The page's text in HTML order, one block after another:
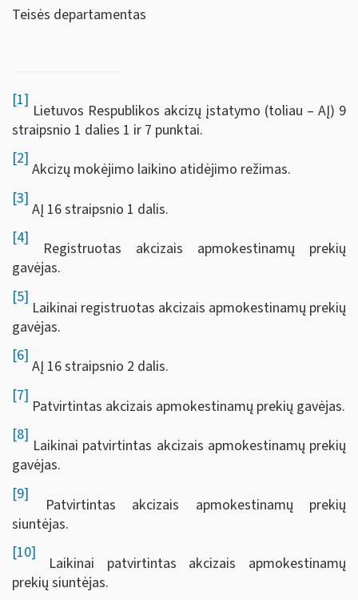
Teisės departamentas
[1]
Lietuvos Respublikos akcizų įstatymo (toliau – AĮ) 9
straipsnio 1 dalies 1 ir 7 punktai.
[2]
Akcizų mokėjimo laikino atidėjimo režimas.
[3]
AĮ 16 straipsnio 1 dalis.
[4]
Registruotas akcizais apmokestinamų prekių
gavėjas.
[5]
Laikinai registruotas akcizais apmokestinamų prekių
gavėjas.
[6]
AĮ 16 straipsnio 2 dalis.
[7]
Patvirtintas akcizais apmokestinamų prekių gavėjas.
[8]
Laikinai patvirtintas akcizais apmokestinamų prekių
gavėjas.
[9]
Patvirtintas akcizais apmokestinamų prekių
siuntėjas.
[10]
Laikinai patvirtintas akcizais apmokestinamų
prekių siuntėjas.